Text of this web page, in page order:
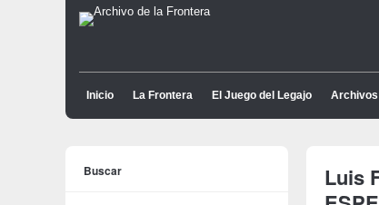
Inicio La Frontera El Juego del Legajo Archivos
Luis
Buscar